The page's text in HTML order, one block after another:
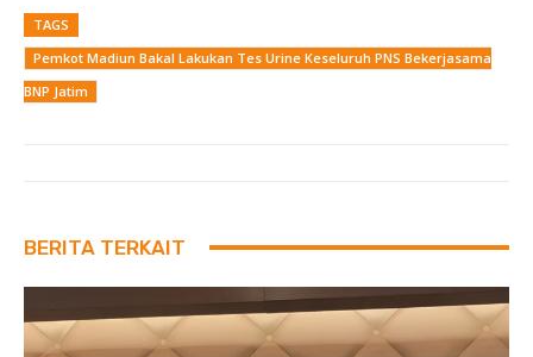
TAGS
Pemkot Madiun Bakal Lakukan Tes Urine Keseluruh PNS Bekerjasama
BNP Jatim
BERITA TERKAIT